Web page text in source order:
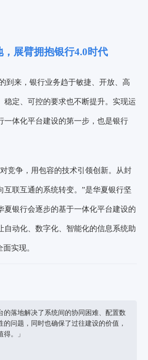
展臂拥抱银行4.0时代
到来，银行业务趋于敏捷、开放、高
稳定、可控的要求也不断提升。实现运
一体化平台建设的第一步，也是银行
竞争，用包容的技术引领创新。从封
互联互通的系统转变。”是华夏银行坚
夏银行会逐步的基于一体化平台建设的
自动化、数字化、智能化的信息系统助
实现。
的落地解决了系统间的协同困难、配置数
的问题，同时也确保了过往建设的价值，
。」